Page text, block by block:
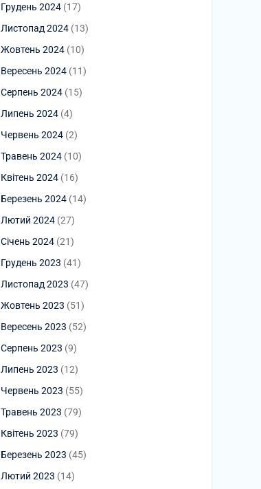
Грудень 2024 (17)
Листопад 2024 (13)
Жовтень 2024 (10)
Вересень 2024 (11)
Серпень 2024 (15)
Липень 2024 (4)
Червень 2024 (2)
Травень 2024 (10)
Квітень 2024 (16)
Березень 2024 (14)
Лютий 2024 (27)
Січень 2024 (21)
Грудень 2023 (41)
Листопад 2023 (47)
Жовтень 2023 (51)
Вересень 2023 (52)
Серпень 2023 (9)
Липень 2023 (12)
Червень 2023 (55)
Травень 2023 (79)
Квітень 2023 (79)
Березень 2023 (45)
Лютий 2023 (14)